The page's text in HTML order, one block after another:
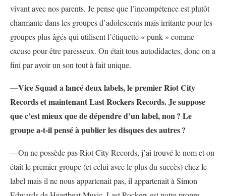
vivant avec nos parents. Je pense que l’incompétence est plutôt
charmante dans les groupes d’adolescents mais irritante pour les
groupes plus âgés qui utilisent l’étiquette « punk » comme
excuse pour être paresseux. On était tous autodidactes, donc on a
fini par avoir un son tout à fait unique.
—Vice Squad a lancé deux labels, le premier Riot City
Records et maintenant Last Rockers Records. Je suppose
que c’est mieux que de dépendre d’un label, non? Le
groupe a-t-il pensé à publier les disques des autres?
—On ne possède pas Riot City Records, j’ai trouvé le nom et on
était le premier groupe (et celui avec le plus du succès) chez le
label mais il ne nous appartenait pas, il appartenait à Simon